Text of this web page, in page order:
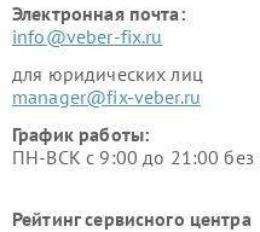
Электронная почта:
info@veber-fix.ru
для юридических лиц
manager@fix-veber.ru
График работы:
ПН-ВСК с 9:00 до 21:00
Рейтинг сервисного центра